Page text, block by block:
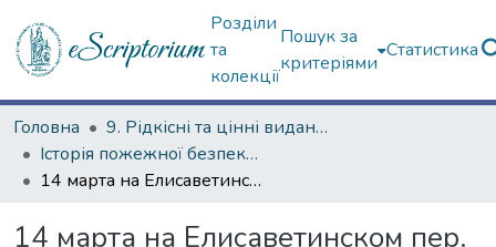
Розділи
та
колекції
Пошук за
критеріями
Статистика
Головна
9. Рідкісні та цінні видання
Історія пожежної безпеки (сторінками періодичних видань)
14 марта на Елисаветинском пер. произошел пожар, от которого сгорела соломенная крыша на доме мещ. Добрыниной
14 марта на Елисаветинском пер.